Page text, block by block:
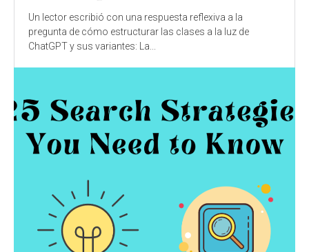
Un lector escribió con una respuesta reflexiva a la
pregunta de cómo estructurar las clases a la luz de
ChatGPT y sus variantes: La...